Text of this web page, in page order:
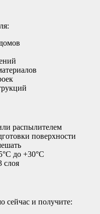
распылителем
поверхности
до +30°C
слоя
сейчас и получите: